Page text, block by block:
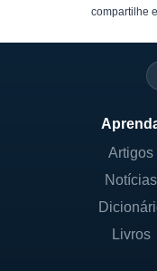
compartilhe
Artigos
Notícias
Livros